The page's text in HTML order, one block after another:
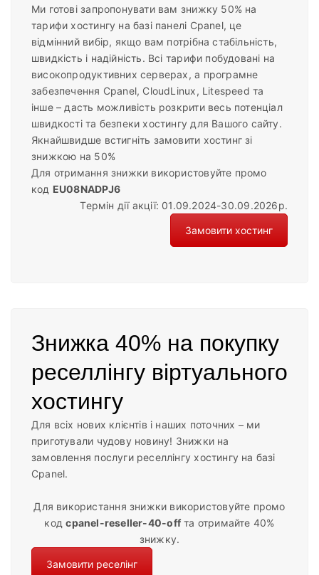
Ми готові запропонувати вам знижку 50% на
тарифи хостингу на базі панелі Cpanel, це
відмінний вибір, якщо вам потрібна стабільність,
швидкість і надійність. Всі тарифи побудовані на
високопродуктивних серверах, а програмне
забезпечення Cpanel, CloudLinux, Litespeed та
інше – дасть можливість розкрити весь потенціал
швидкості та безпеки хостингу для Вашого сайту.
Якнайшвидше встигніть замовити хостинг зі
знижкою на 50%
Для отримання знижки використовуйте промо
код EU08NADPJ6
Термін дії акції: 01.09.2024-30.09.2026р.
Замовити хостинг
Знижка 40% на покупку
реселлінгу віртуального
хостингу
Для всіх нових клієнтів і наших поточних – ми
приготували чудову новину! Знижки на
замовлення послуги реселлінгу хостингу на базі
Cpanel.
Для використання знижки використовуйте промо
кодcpanel-reseller-40-offта отримайте 40%
знижку.
Замовити реселінг